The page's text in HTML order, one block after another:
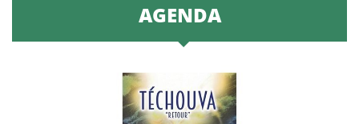
AGENDA